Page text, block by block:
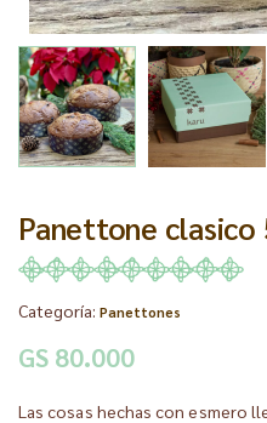
Panettone clasico
Categoría: Panettones
GS 80.000
Las cosas hechas con esmero